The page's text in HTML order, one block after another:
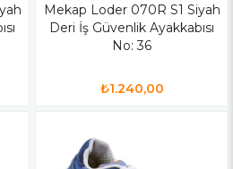
Mekap Loder 070R S1 Siyah
Deri İş Güvenlik Ayakkabısı
No: 36
₺1.240,00